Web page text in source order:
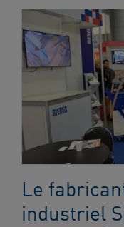
Le
industriel